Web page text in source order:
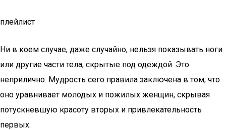
плейлист
Ни в коем случае, даже случайно, нельзя показывать ноги
или другие части тела, скрытые под одеждой. Это
неприлично. Мудрость сего правила заключена в том, что
оно уравнивает молодых и пожилых женщин, скрывая
потускневшую красоту вторых и привлекательность
первых.